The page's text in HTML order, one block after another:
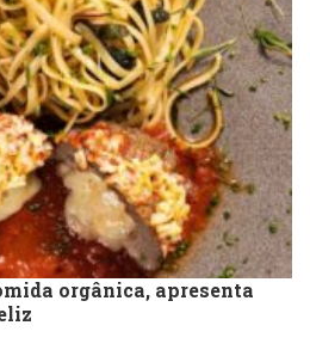
Massas
e Confeitarias
Frutos do Mar
Pizzarias
Frutos do Mar
Pizzarias
e sorvetes
orgânica, apresenta